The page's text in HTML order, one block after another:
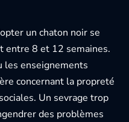
un chaton noir se
entre 8 et 12 semaines.
les enseignements
concernant la propreté
Un sevrage trop
des problèmes